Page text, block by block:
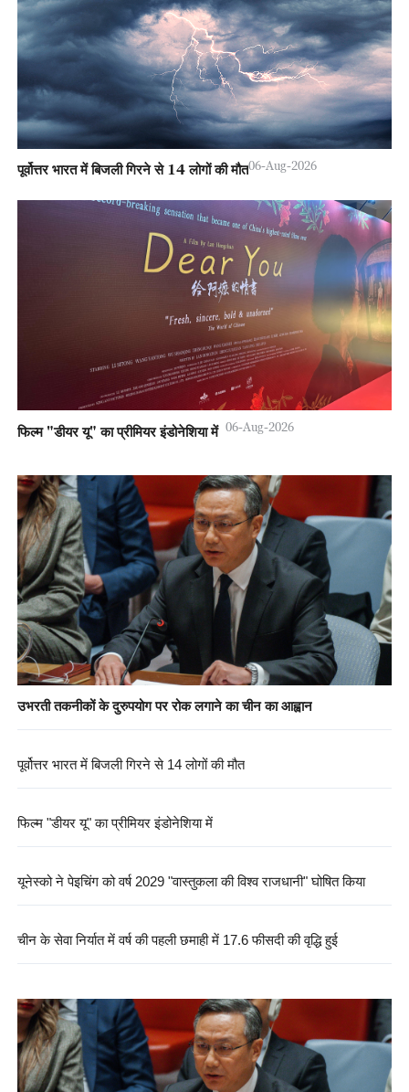
पूर्वोत्तर भारत में बिजली गिरने से 14 लोगों की मौत06-Aug-2026
फिल्म "डीयर यू" का प्रीमियर इंडोनेशिया में 06-Aug-2026
उभरती तकनीकों के दुरुपयोग पर रोक लगाने का चीन का आह्वान
पूर्वोत्तर भारत में बिजली गिरने से 14 लोगों की मौत
फिल्म "डीयर यू" का प्रीमियर इंडोनेशिया में
यूनेस्को ने पेइचिंग को वर्ष 2029 "वास्तुकला की विश्व राजधानी" घोषित किया
चीन के सेवा निर्यात में वर्ष की पहली छमाही में 17.6 फीसदी की वृद्धि हुई